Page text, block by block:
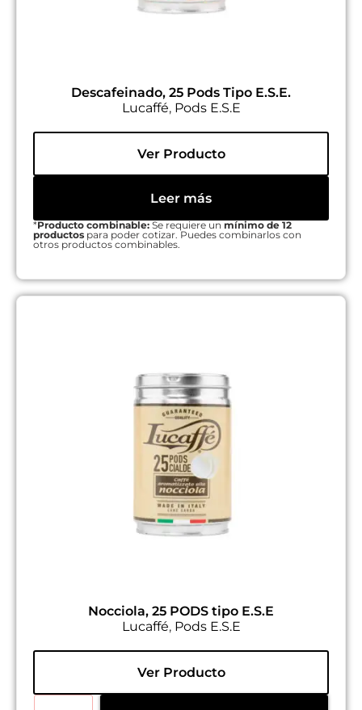
Descafeinado, 25 Pods Tipo E.S.E.
Lucaffé, Pods E.S.E
Ver Producto
Leer más
*Producto combinable: Se requiere un mínimo de 12
productos para poder cotizar. Puedes combinarlos con
otros productos combinables.
Nocciola, 25 PODS tipo E.S.E
Lucaffé, Pods E.S.E
Ver Producto